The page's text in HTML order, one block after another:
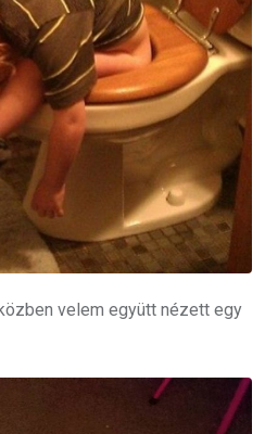
velem együtt nézett egy